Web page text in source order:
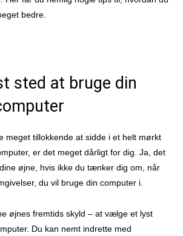
bedre.
sted at bruge din
meget tillokkende at sidde i et helt mørkt
er det meget dårligt for dig. Ja, det
øjne, hvis ikke du tænker dig om, når
du vil bruge din computer i.
øjnes fremtids skyld – at vælge et lyst
Du kan nemt indrette med